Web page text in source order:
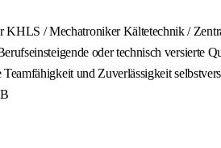
/ Mechatroniker Kältetechnik /
oder technisch
und Zuverlässigkeit